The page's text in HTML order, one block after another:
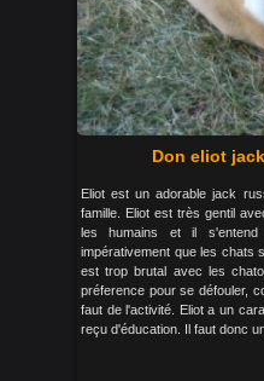
Don eliot
Eliot est un adorable jack
famille. Eliot est très gentil
les humains et il
impérativement que les chats
est trop brutal avec les
préference pour se défouler,
faut de l'activité. Eliot a un
reçu d'éducation. Il faut donc